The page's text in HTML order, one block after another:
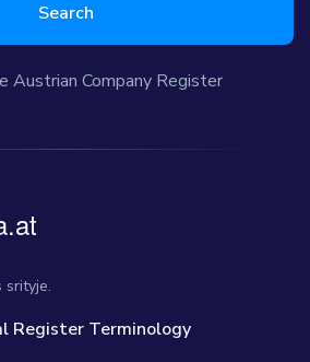
Search
Austrian Company Register
srityje.
Register Terminology